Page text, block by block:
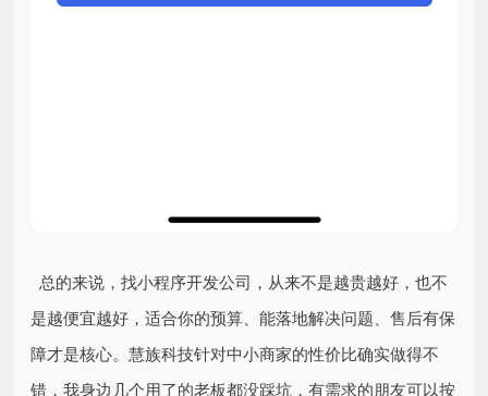
总的来说，找小程序开发公司，从来不是越贵越好，也不
是越便宜越好，适合你的预算、能落地解决问题、售后有保
障才是核心。慧族科技针对中小商家的性价比确实做得不
错，我身边几个用了的老板都没踩坑，有需求的朋友可以按